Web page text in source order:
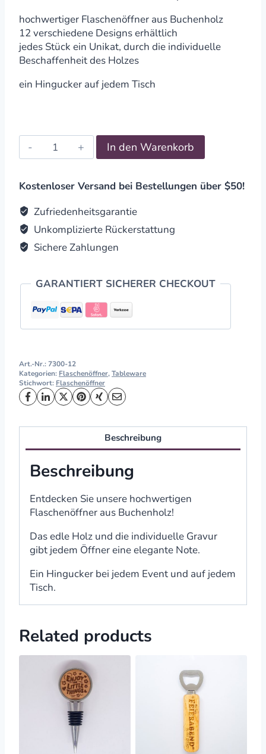
hochwertiger Flaschenöffner aus Buchenholz
12 verschiedene Designs erhältlich
jedes Stück ein Unikat, durch die individuelle
Beschaffenheit des Holzes
ein Hingucker auf jedem Tisch
Flaschenöffner
bester
quantity
In den Warenkorb
Kostenloser Versand bei Bestellungen über $50!
Zufriedenheitsgarantie
Unkomplizierte Rückerstattung
Sichere Zahlungen
GARANTIERT SICHERER CHECKOUT
Art.-Nr.:7300-12
Kategorien: Flaschenöffner,Tableware
Stichwort: Flaschenöffner
Beschreibung
Beschreibung
Entdecken Sie unsere hochwertigen
Flaschenöffner aus Buchenholz!
Das edle Holz und die individuelle Gravur
gibt jedem Öffner eine elegante Note.
Ein Hingucker bei jedem Event und auf jedem
Tisch.
Related products